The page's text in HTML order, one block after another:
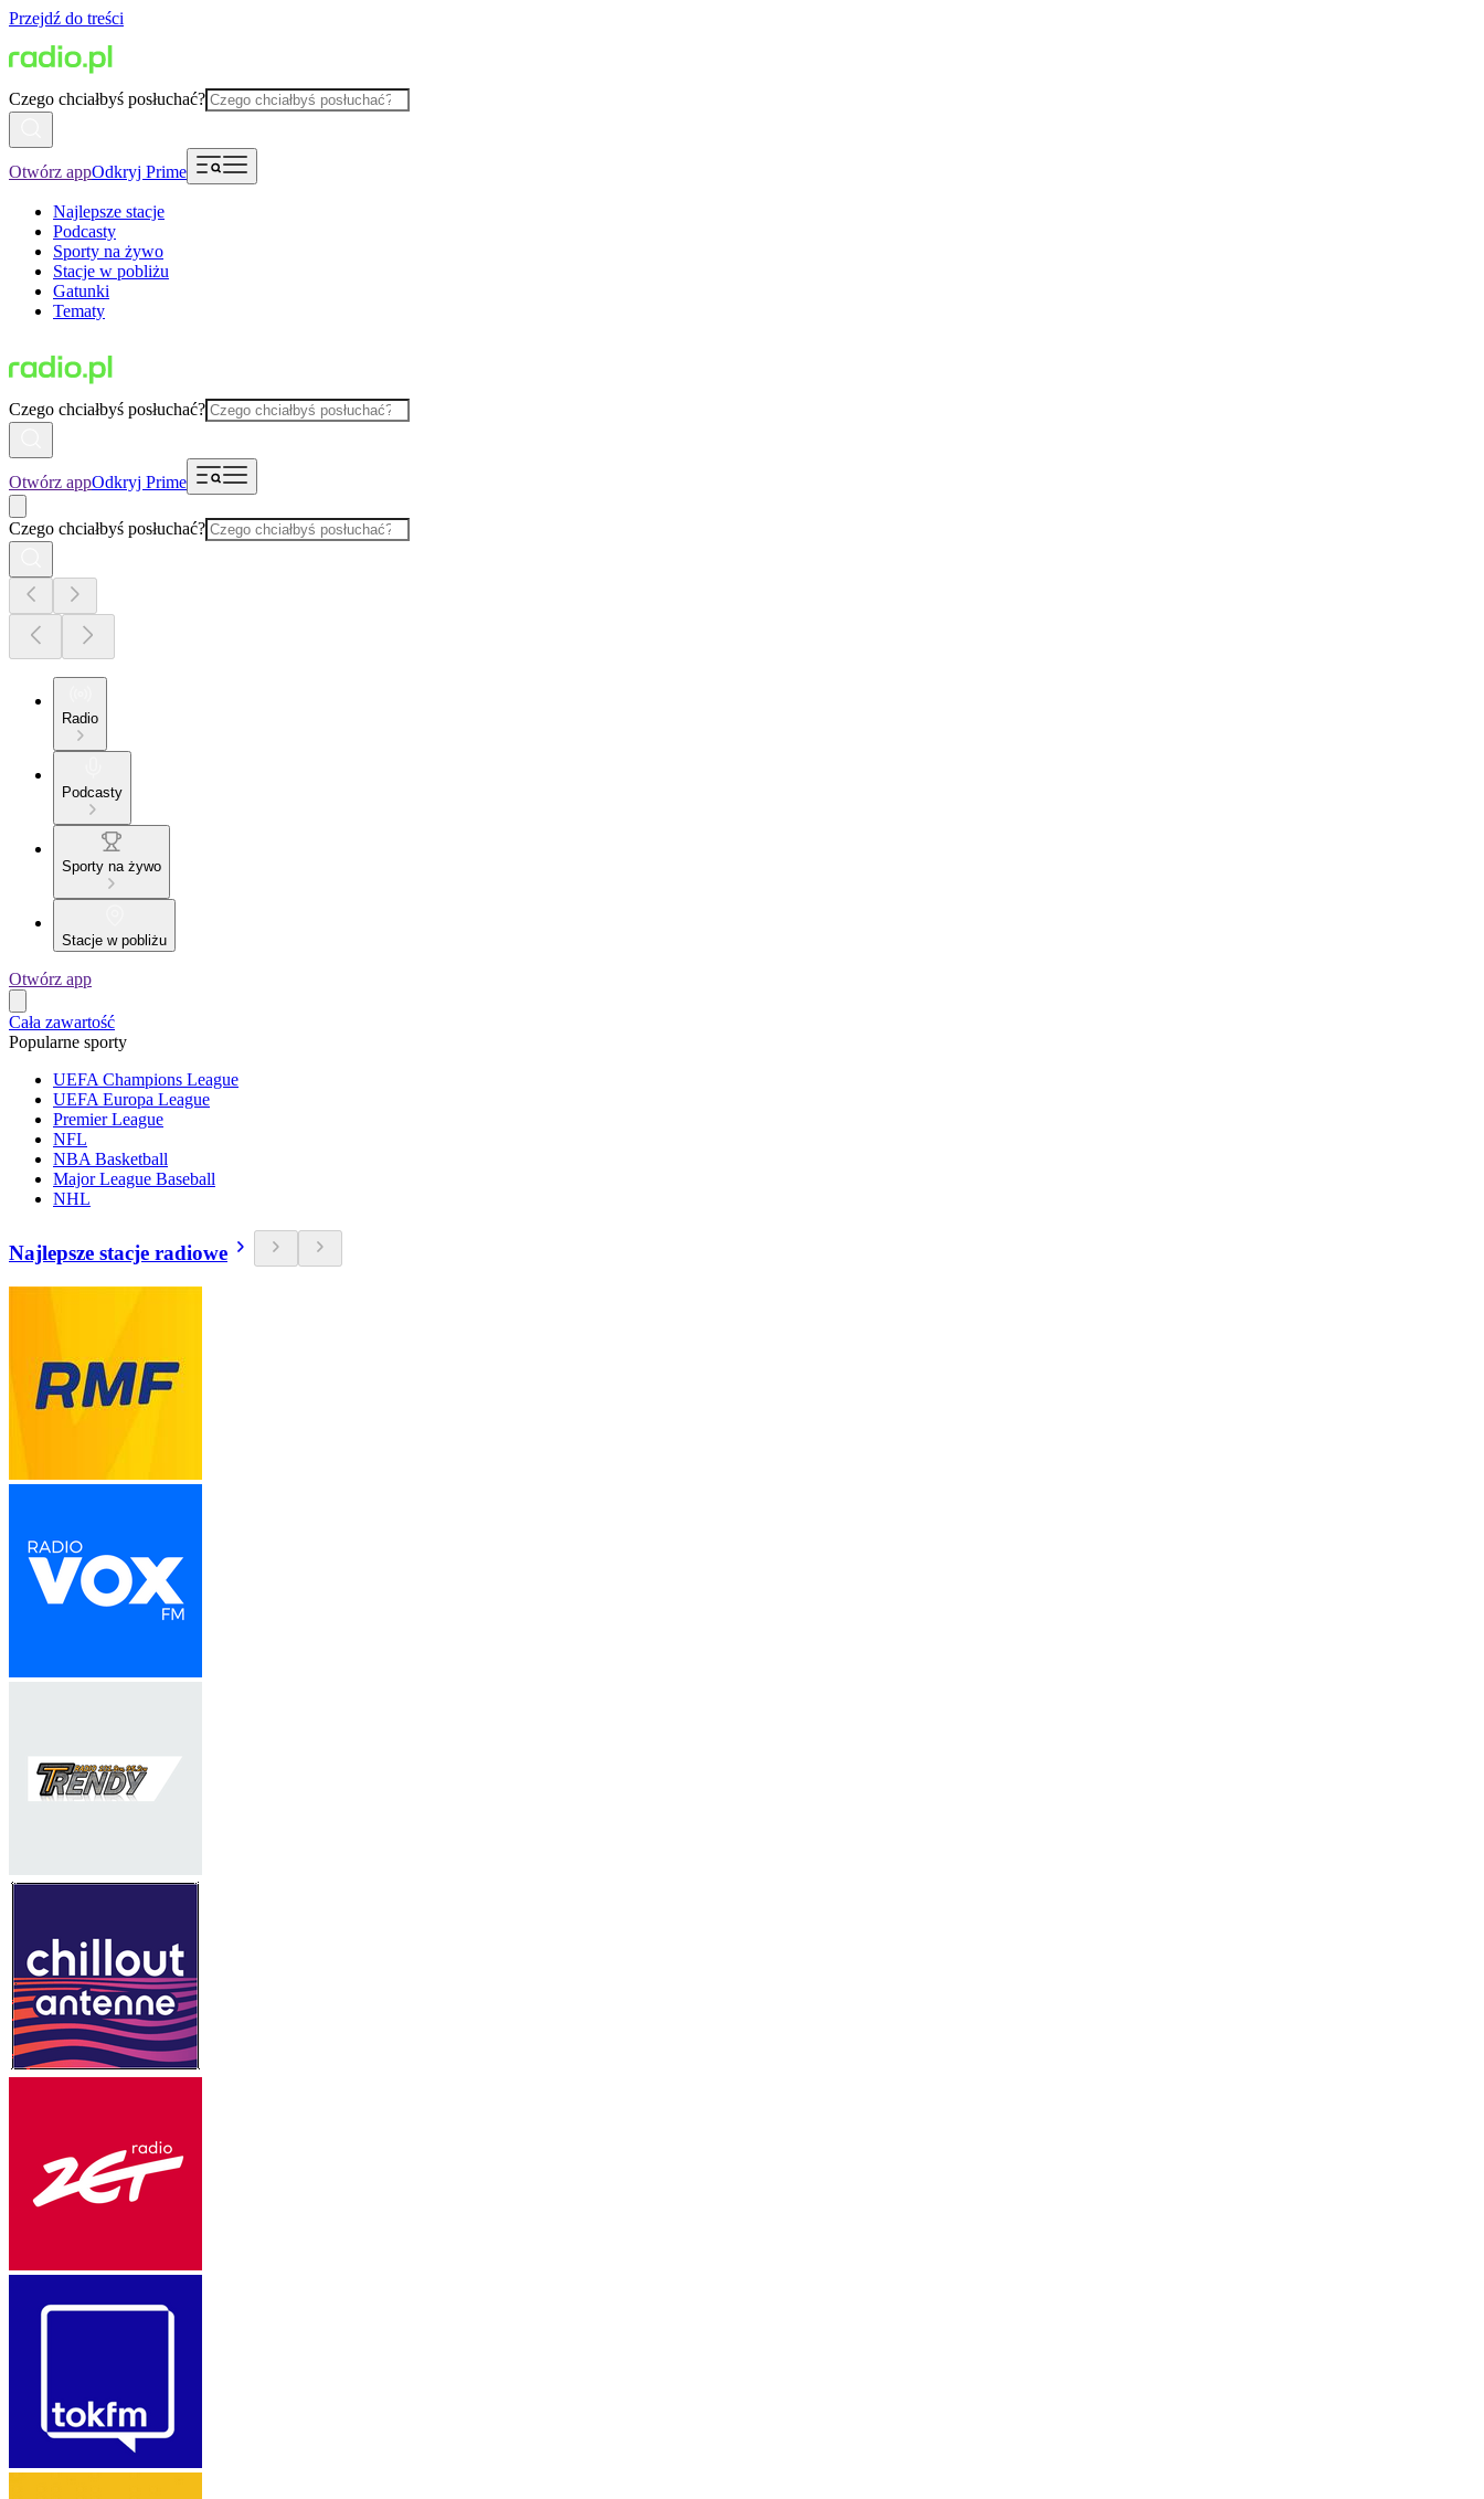
Przejdź do treści
Czego chciałbyś posłuchać?
Otwórz appOdkryj Prime
Najlepsze stacje
Podcasty
Sporty na żywo
Stacje w pobliżu
Gatunki
Tematy
Czego chciałbyś posłuchać?
Otwórz appOdkryj Prime
Czego chciałbyś posłuchać?
Radio
Podcasty
Sporty na żywo
Stacje w pobliżu
Otwórz app
Cała zawartość
Popularne sporty
UEFA Champions League
UEFA Europa League
Premier League
NFL
NBA Basketball
Major League Baseball
NHL
Najlepsze stacje radiowe